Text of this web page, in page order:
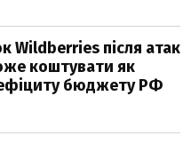
Wildberries після атак
коштувати як
бюджету РФ